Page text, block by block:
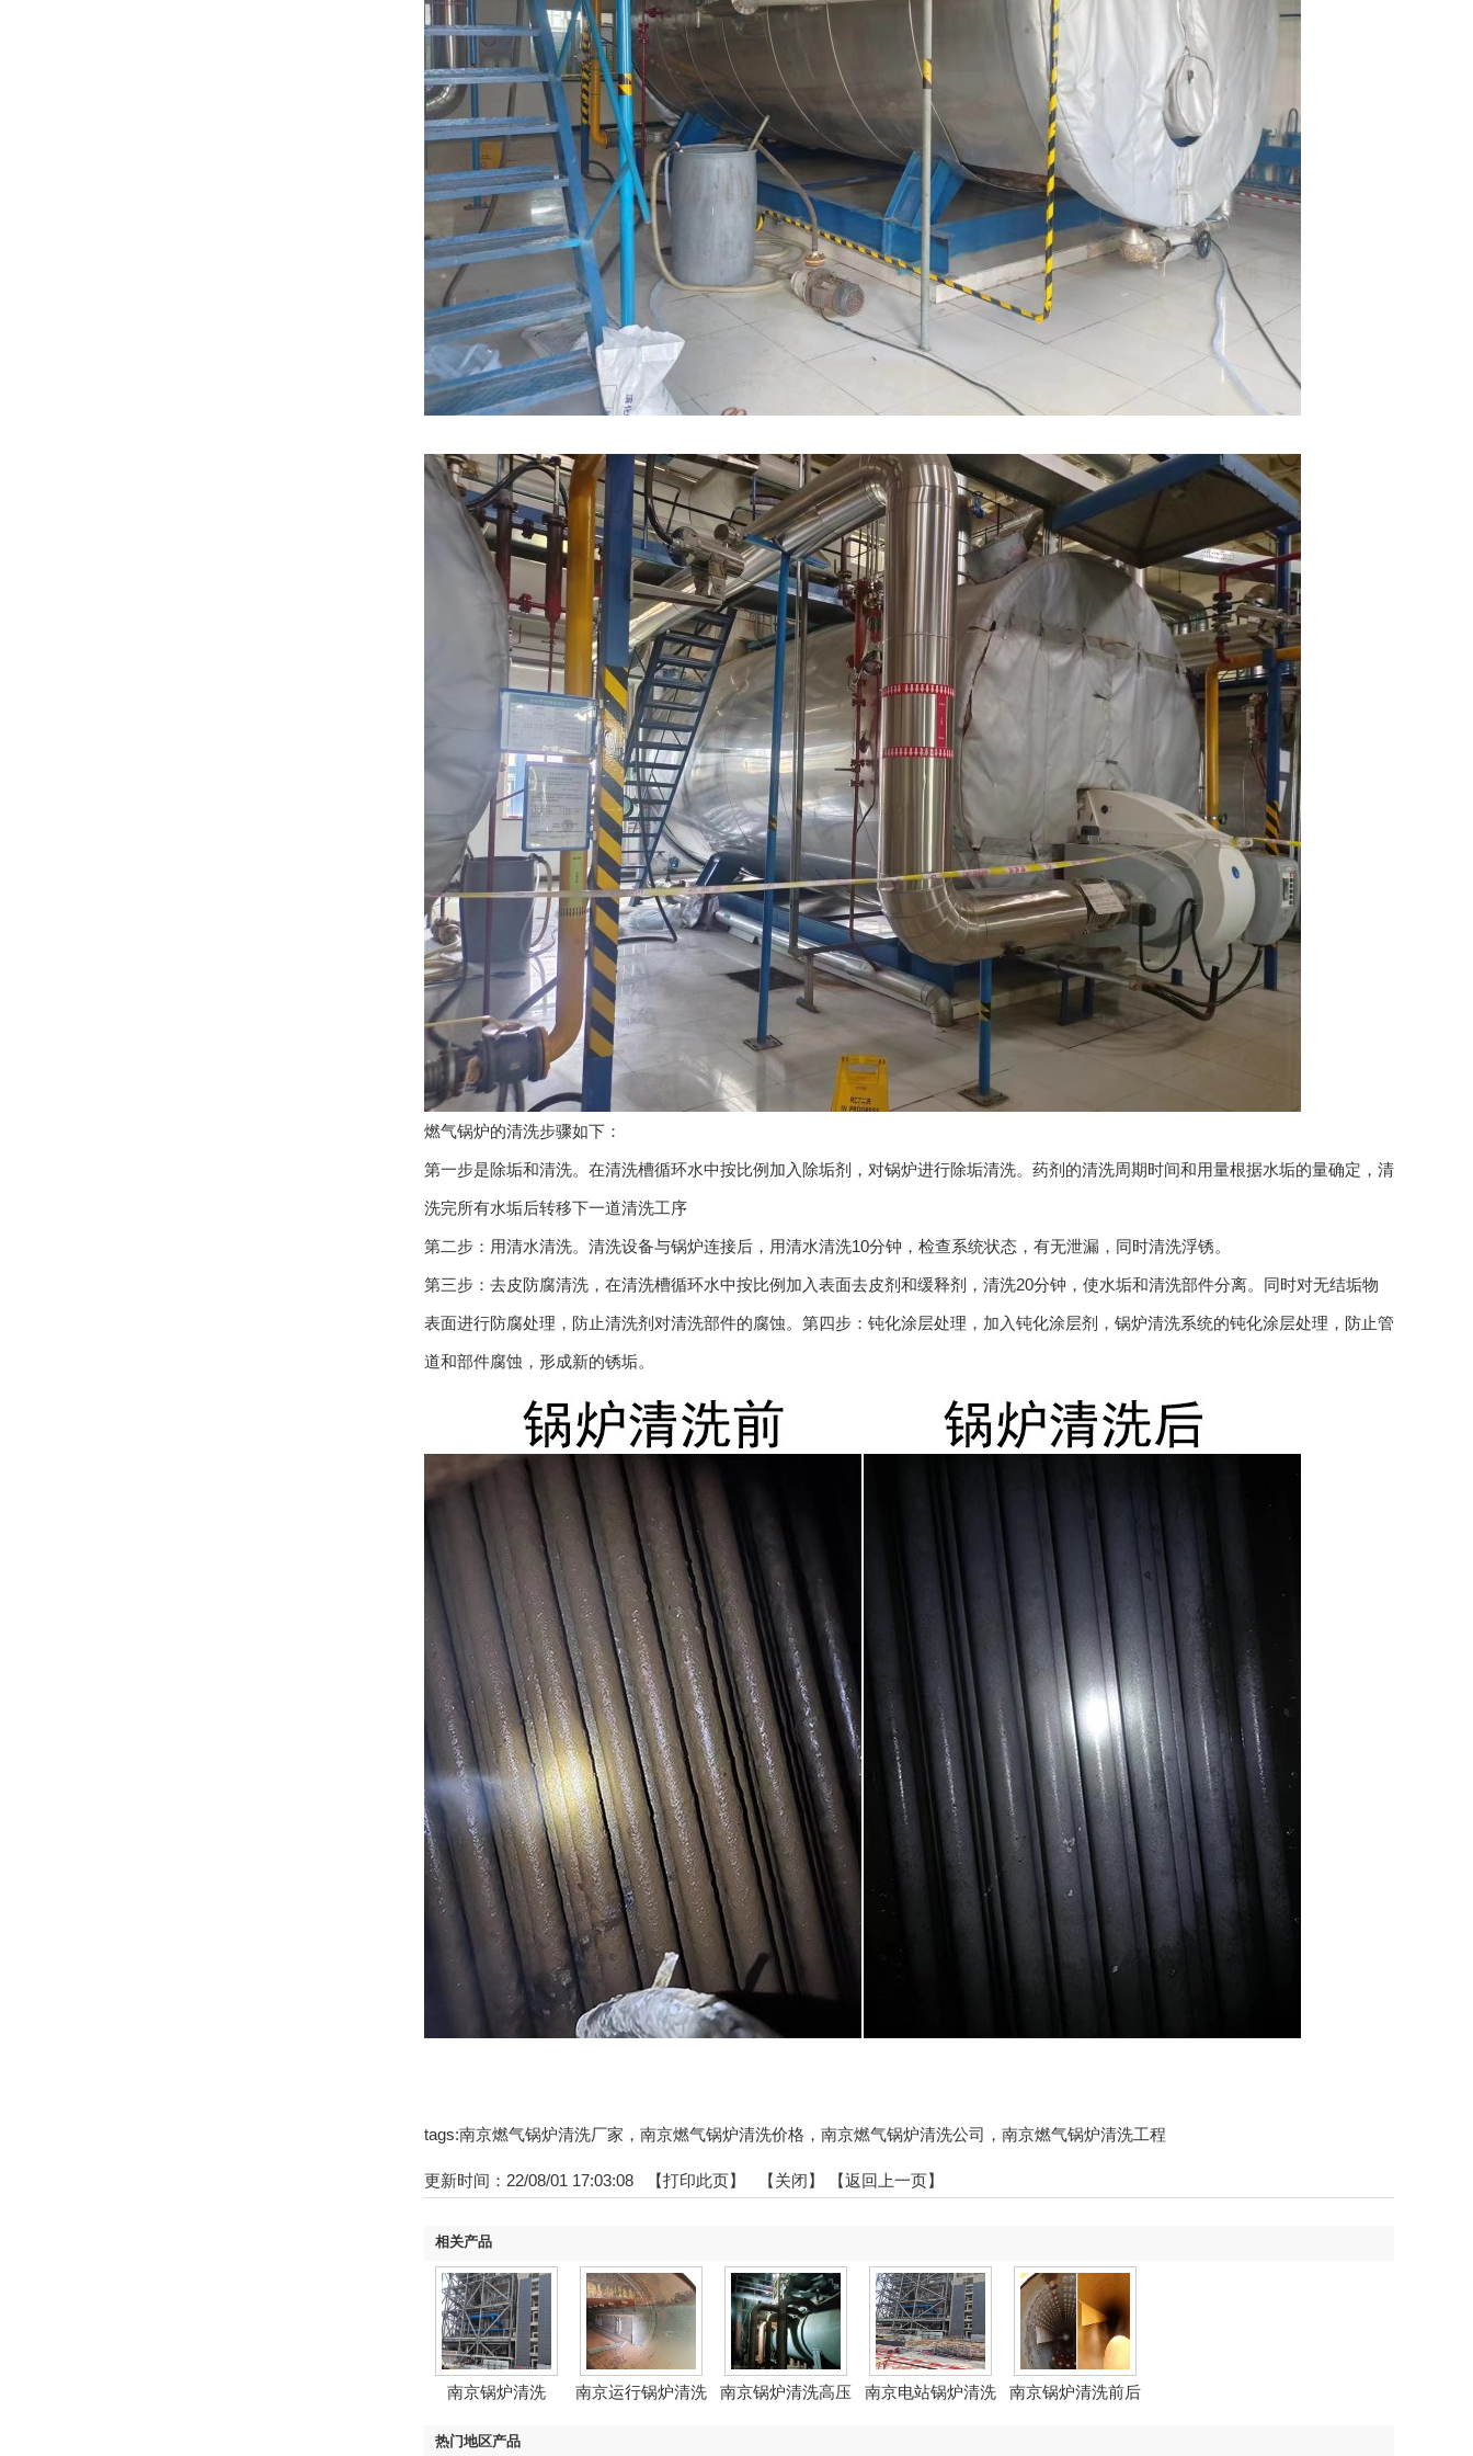
燃气锅炉的清洗步骤如下：
第一步是除垢和清洗。在清洗槽循环水中按比例加入除垢剂，对锅炉进行除垢清洗。药剂的清洗周期时间和用量根据水垢的量确定，清
洗完所有水垢后转移下一道清洗工序
第二步：用清水清洗。清洗设备与锅炉连接后，用清水清洗10分钟，检查系统状态，有无泄漏，同时清洗浮锈。
第三步：去皮防腐清洗，在清洗槽循环水中按比例加入表面去皮剂和缓释剂，清洗20分钟，使水垢和清洗部件分离。同时对无结垢物
表面进行防腐处理，防止清洗剂对清洗部件的腐蚀。第四步：钝化涂层处理，加入钝化涂层剂，锅炉清洗系统的钝化涂层处理，防止管
道和部件腐蚀，形成新的锈垢。
tags:南京燃气锅炉清洗厂家，南京燃气锅炉清洗价格，南京燃气锅炉清洗公司，南京燃气锅炉清洗工程
更新时间：22/08/01 17:03:08 【打印此页】 【关闭】 【返回上一页】
相关产品
南京锅炉清洗 南京运行锅炉清洗
南京锅炉清洗高压
南京电站锅炉清洗
南京锅炉清洗前后
热门地区产品